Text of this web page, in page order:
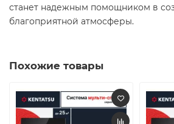
станет надежным помощником в
благоприятной атмосферы.​
Похожие товары